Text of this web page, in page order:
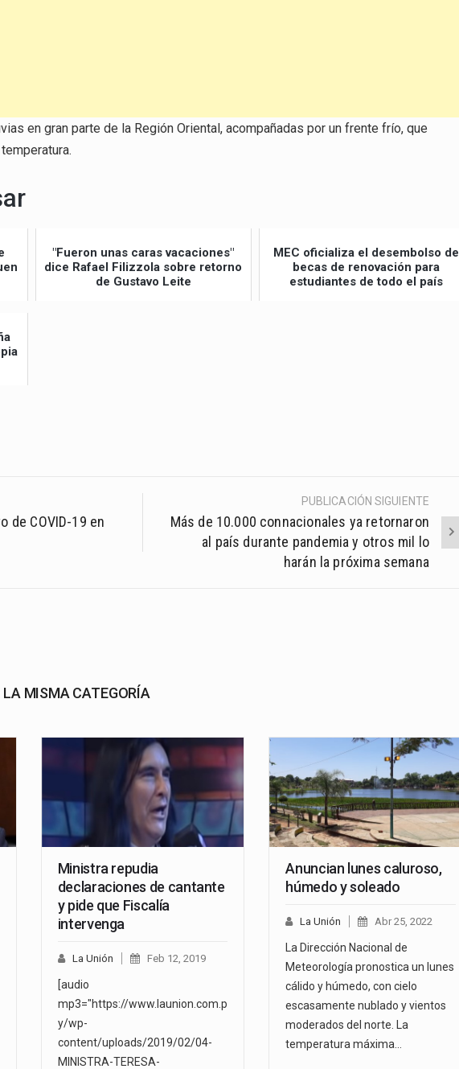
en gran parte de la Región Oriental, acompañadas por un frente frío, que
"Fueron unas caras vacaciones"
dice Rafael Filizzola sobre retorno
de Gustavo Leite
MEC oficializa el desembolso de
becas de renovación para
estudiantes de todo el país
de COVID-19 en
PUBLICACIÓN SIGUIENTE
Más de 10.000 connacionales ya retornaron
al país durante pandemia y otros mil lo
harán la próxima semana
LA MISMA CATEGORÍA
Ministra repudia
declaraciones de cantante
y pide que Fiscalía
intervenga
La Unión Feb 12, 2019
[audio
mp3="https://www.launion.com.p
y/wp-
content/uploads/2019/02/04-
MINISTRA-TERESA-
Anuncian lunes caluroso,
húmedo y soleado
La Unión Abr 25, 2022
La Dirección Nacional de
Meteorología pronostica un lunes
cálido y húmedo, con cielo
escasamente nublado y vientos
moderados del norte. La
temperatura máxima…